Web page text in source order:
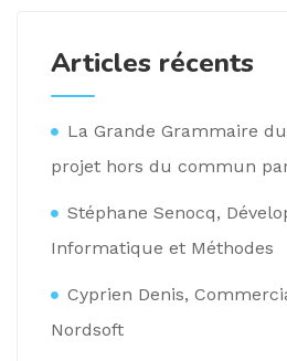
Articles récents
La Grande Grammaire
projet hors du commun
Stéphane Senocq,
Informatique et Méthodes
Cyprien Denis,
Nordsoft